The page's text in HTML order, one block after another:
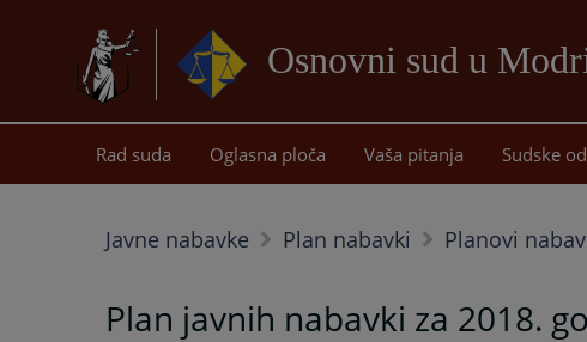
Osnovni sud u
Rad suda Oglasna ploča Vaša pitanja Sudske
Javne nabavke Plan nabavki Planovi
Plan javnih nabavki za 2018.